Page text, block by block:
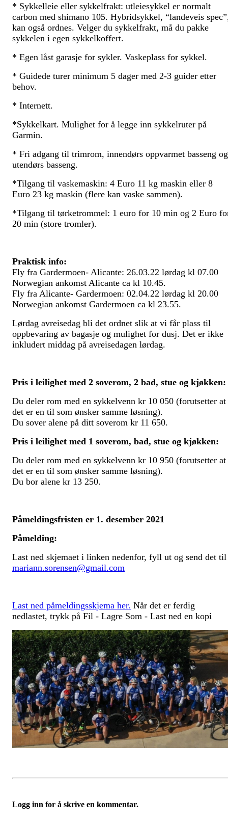
* Sykkelleie eller sykkelfrakt: utleiesykkel er normalt
carbon med shimano 105. Hybridsykkel, “landeveis
kan også ordnes. Velger du sykkelfrakt, må du pakke
sykkelen i egen sykkelkoffert.
* Egen låst garasje for sykler. Vaskeplass for sykkel.
* Guidede turer minimum 5 dager med 2-3 guider etter
behov.
* Internett.
*Sykkelkart. Mulighet for å legge inn sykkelruter på
Garmin.
* Fri adgang til trimrom, innendørs oppvarmet basseng og
utendørs basseng.
*Tilgang til vaskemaskin: 4 Euro 11 kg maskin eller 8
Euro 23 kg maskin (flere kan vaske sammen).
*Tilgang til tørketrommel: 1 euro for 10 min og 2 Euro
20 min (store tromler).
Praktisk info:
Fly fra Gardermoen- Alicante: 26.03.22 lørdag kl 07.00
Norwegian ankomst Alicante ca kl 10.45.
Fly fra Alicante- Gardermoen: 02.04.22 lørdag kl 20.00
Norwegian ankomst Gardermoen ca kl 23.55.
Lørdag avreisedag bli det ordnet slik at vi får plass til
oppbevaring av bagasje og mulighet for dusj. Det er ikke
inkludert middag på avreisedagen lørdag.
Pris i leilighet med 2 soverom, 2 bad, stue og kjøkken:
Du deler rom med en sykkelvenn kr 10 050 (forutsetter at
det er en til som ønsker samme løsning).
Du sover alene på ditt soverom kr 11 650.
Pris i leilighet med 1 soverom, bad, stue og kjøkken:
Du deler rom med en sykkelvenn kr 10 950 (forutsetter at
det er en til som ønsker samme løsning).
Du bor alene kr 13 250.
Påmeldingsfristen er 1. desember 2021
Påmelding:
Last ned skjemaet i linken nedenfor, fyll ut og send det til
mariann.sorensen@gmail.com
Last ned påmeldingsskjema her. Når det er ferdig
nedlastet, trykk på Fil - Lagre Som - Last ned en kopi
Logg inn for å skrive en kommentar.